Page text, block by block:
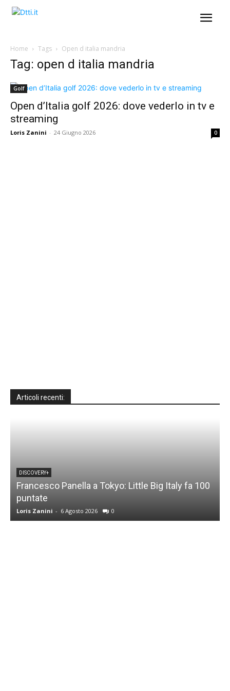
Home Tags Open d italia mandria
Tag: open d italia mandria
Golf
Open d’Italia golf 2026: dove vederlo in tv e
streaming
Loris Zanini - 24 Giugno 2026 0
Articoli recenti:
DISCOVERY+
Francesco Panella a Tokyo: Little Big Italy fa 100
puntate
Loris Zanini - 6 Agosto 2026 0